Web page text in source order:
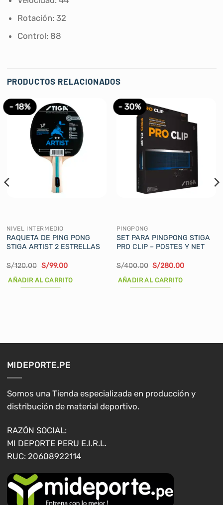
Rotación: 32
Control: 88
PRODUCTOS RELACIONADOS
- 18%
NIVEL INTERMEDIO
RAQUETA DE PING PONG
STIGA ARTIST 2 ESTRELLAS
S/120.00 El
original
era:
S/99.00El
actual
AÑADIR AL CARRITO
- 30%
PINGPONG
SET PARA PINGPONG STIGA
PRO CLIP – POSTES Y NET
S/400.00 El
original
era:
S/280.00El
AÑADIR AL CARRITO
MIDEPORTE.PE
Somos una Tienda especializada en producción y
distribución de material deportivo.
RAZÓN SOCIAL:
MI DEPORTE PERU E.I.R.L.
RUC: 20608922114